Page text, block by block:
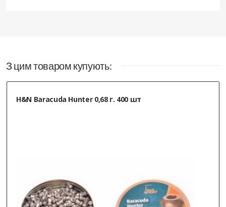
З цим товаром купують:
Borner Barracuda, 4,5 мм, 0,70 гр 250 шт